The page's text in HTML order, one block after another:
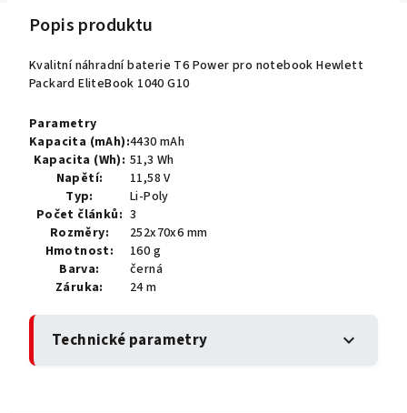
Popis produktu
Kvalitní náhradní baterie T6 Power pro notebook Hewlett
Packard EliteBook 1040 G10
Parametry
Kapacita (mAh):4430 mAh
Kapacita (Wh): 51,3 Wh
Napětí:
11,58 V
Typ:
Li-Poly
Počet článků: 3
Rozměry:
252x70x6 mm
Hmotnost:
160 g
Barva:
černá
Záruka:
24 m
Technické parametry expand_more